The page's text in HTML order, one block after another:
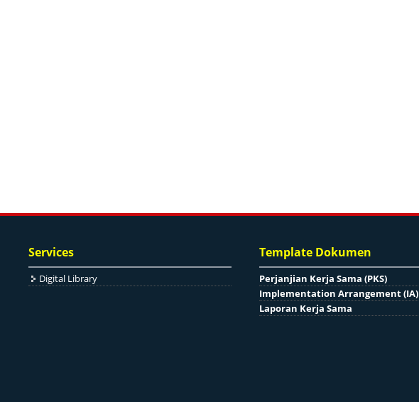
Services
Digital Library
Template Dokumen
Perjanjian Kerja Sama (PKS)
Implementation Arrangement (IA)
Laporan Kerja Sama